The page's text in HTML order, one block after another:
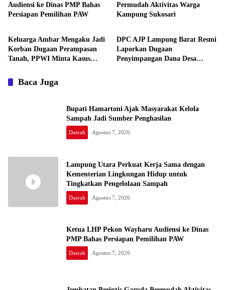
Audiensi ke Dinas PMP Bahas
Persiapan Pemilihan PAW
Permudah Aktivitas Warga
Kampung Sukosari
Daerah
Keluarga Ambar Mengaku Jadi
Korban Dugaan Perampasan
Tanah, PPWI Minta Kasus
Daerah
DPC AJP Lampung Barat Resmi
Laporkan Dugaan
Penyimpangan Dana Desa
Baca Juga
Bupati Hamartoni Ajak Masyarakat Kelola
Sampah Jadi Sumber Penghasilan
Daerah Agustus 7, 2026
Lampung Utara Perkuat Kerja Sama dengan
Kementerian Lingkungan Hidup untuk
Tingkatkan Pengelolaan Sampah
Daerah Agustus 7, 2026
Ketua LHP Pekon Wayharu Audiensi ke Dinas
PMP Bahas Persiapan Pemilihan PAW
Daerah Agustus 7, 2026